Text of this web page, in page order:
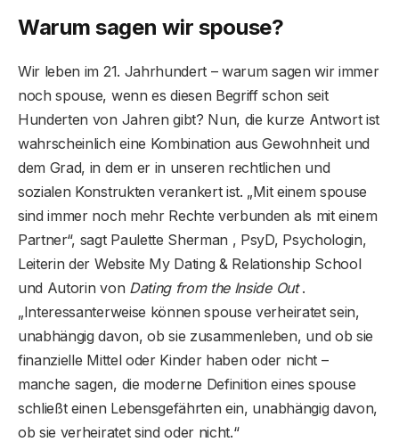
Warum sagen wir spouse?
Wir leben im 21. Jahrhundert – warum sagen wir immer
noch spouse, wenn es diesen Begriff schon seit
Hunderten von Jahren gibt? Nun, die kurze Antwort ist
wahrscheinlich eine Kombination aus Gewohnheit und
dem Grad, in dem er in unseren rechtlichen und
sozialen Konstrukten verankert ist. „Mit einem spouse
sind immer noch mehr Rechte verbunden als mit einem
Partner“, sagt Paulette Sherman , PsyD, Psychologin,
Leiterin der Website My Dating & Relationship School
und Autorin von Dating from the Inside Out.
„Interessanterweise können spouse verheiratet sein,
unabhängig davon, ob sie zusammenleben, und ob sie
finanzielle Mittel oder Kinder haben oder nicht –
manche sagen, die moderne Definition eines spouse
schließt einen Lebensgefährten ein, unabhängig davon,
ob sie verheiratet sind oder nicht.“